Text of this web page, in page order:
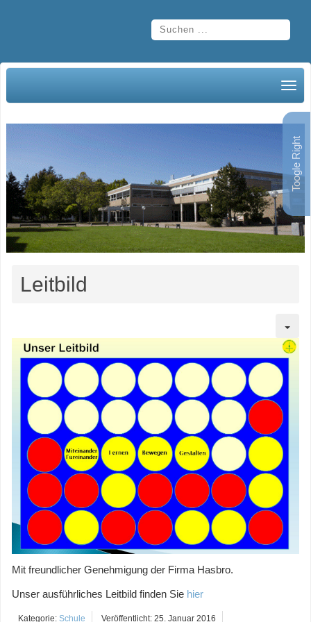
Leitbild
Mit freundlicher Genehmigung der Firma Hasbro.
Unser ausführliches Leitbild finden Sie hier
Kategorie: Schule Veröffentlicht: 25. Januar 2016
Toogle Right